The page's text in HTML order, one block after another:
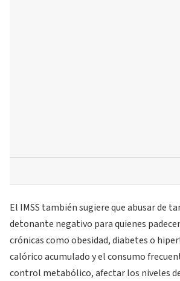
El IMSS también sugiere que abusar de
detonante negativo para quienes
crónicas como obesidad, diabetes o
calórico acumulado y el consumo
control metabólico, afectar los niveles